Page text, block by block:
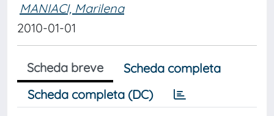
MANIACI, Marilena
2010-01-01
Scheda breve
Scheda completa
Scheda completa (DC)